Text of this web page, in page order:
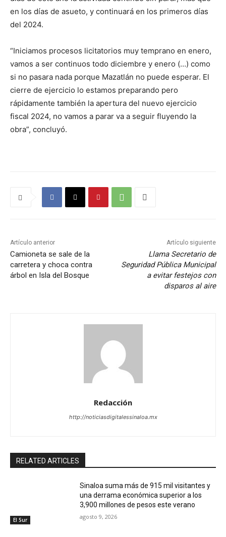
en los días de asueto, y continuará en los primeros días
del 2024.
“Iniciamos procesos licitatorios muy temprano en enero,
vamos a ser continuos todo diciembre y enero (…) como
si no pasara nada porque Mazatlán no puede esperar. El
cierre de ejercicio lo estamos preparando pero
rápidamente también la apertura del nuevo ejercicio
fiscal 2024, no vamos a parar va a seguir fluyendo la
obra”, concluyó.
Artículo anterior
Camioneta se sale de la
carretera y choca contra
árbol en Isla del Bosque
Artículo siguiente
Llama Secretario de
Seguridad Pública Municipal
a evitar festejos con
disparos al aire
Redacción
http://noticiasdigitalessinaloa.mx
RELATED ARTICLES
El Sur
Sinaloa suma más de 915 mil visitantes y
una derrama económica superior a los
3,900 millones de pesos este verano
agosto 9, 2026